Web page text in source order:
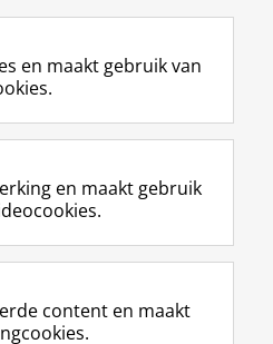
op
L
i
k
e
I
-
p
Y
o
T
e
k
en maakt gebruik van
en maakt gebruik
content en maakt